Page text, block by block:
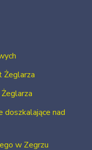
Żeglarza
doszkalające nad
w Zegrzu